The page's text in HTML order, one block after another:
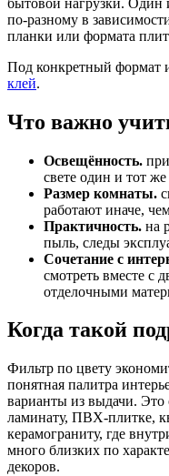
по-разному в
планки или формата
Под конкретный формат
клей.
Что важно
Освещённость.
свете один и тот
Размер комнаты.
работают иначе,
Практичность. на
пыль, следы
Сочетание с
смотреть вместе с
отделочными
Когда такой
Фильтр по цвету
понятная палитра
варианты из выдачи. Это
ламинату, ПВХ-плитке,
керамограниту, где
много близких по
декоров.